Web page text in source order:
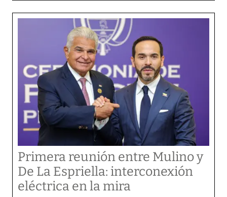
Primera reunión entre Mulino y
De La Espriella: interconexión
eléctrica en la mira